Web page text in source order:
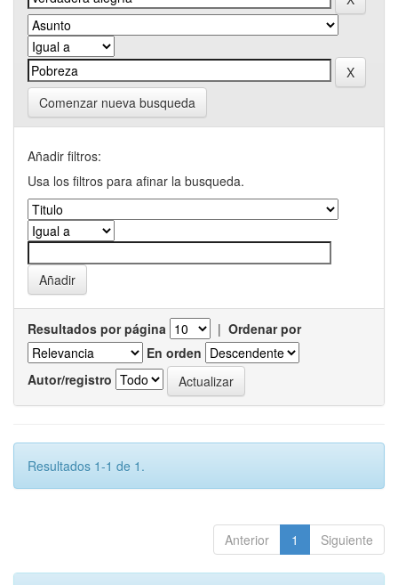
Comenzar nueva busqueda
Añadir filtros:
Usa los filtros para afinar la busqueda.
Resultados por página | Ordenar por
En orden
Autor/registro
Resultados 1-1 de 1.
Anterior 1 Siguiente